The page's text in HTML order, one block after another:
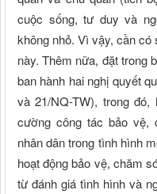
cuộc sống, tư duy và
không nhỏ. Vì vậy, cần
này. Thêm nữa, đặt trong
ban hành hai nghị quyết
và 21/NQ-TW), trong
cường công tác bảo vệ,
nhân dân trong tình hình
hoạt động bảo vệ, chăm
từ đánh giá tình hình và